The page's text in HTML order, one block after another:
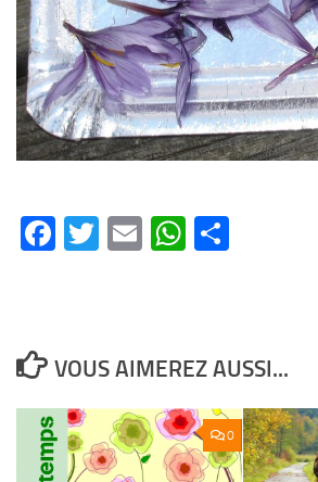
Facebook
Twitter
EmailWhatsApp
VOUS AIMEREZ AUSSI...
0